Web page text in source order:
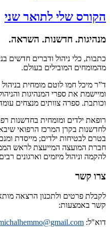
שלי לתואר שני
חדשנות. השראה.
כלי ניהול ודברים חדשים בניהול
המובילים בעולם.
חמו לוטם מומחית בניהול
את ספרי המנהיגות והניהול
ספרה צוותים מנצחים עומד
ילדים ומומחית בחדשנות רפואית.
בקרן המרכז הרפואי שיבא,
ילדים; מייסדת ומנכ"לית
המייעצת לראש הממשלה
וניהול מיזמים וארגונים רבים.
פרטים ולתכנון הרצאה מותאמת
michalhemmo@gmail.com